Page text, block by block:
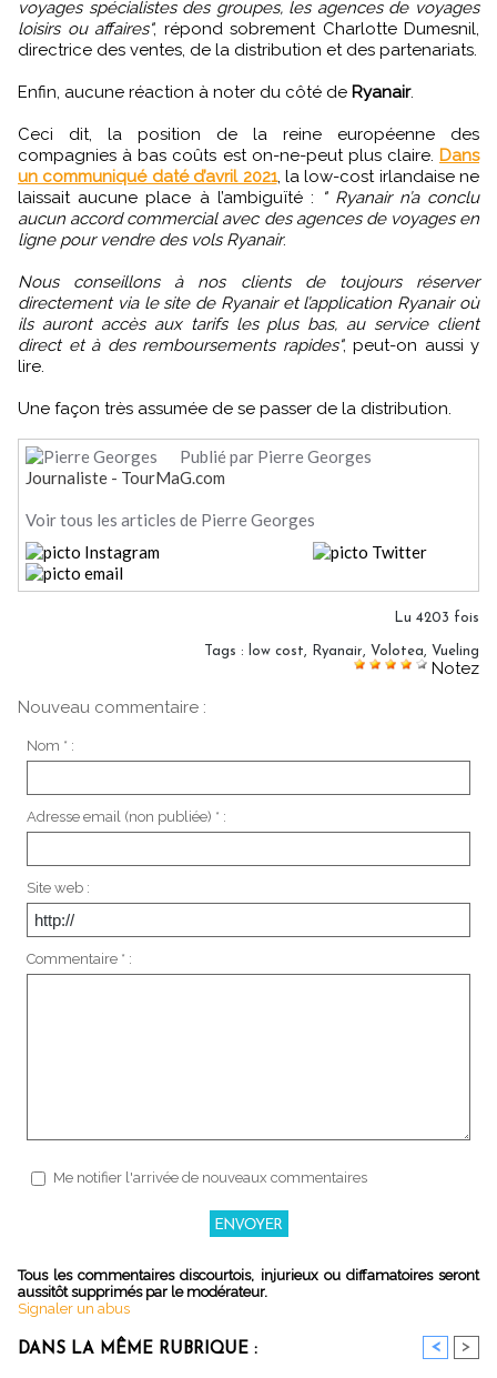
voyages spécialistes des groupes, les agences de voyages
loisirs ou affaires", répond sobrement Charlotte Dumesnil,
directrice des ventes, de la distribution et des partenariats.
Enfin, aucune réaction à noter du côté de Ryanair.
Ceci dit, la position de la reine européenne des
compagnies à bas coûts est on-ne-peut plus claire. Dans
un communiqué daté d’avril 2021, la low-cost irlandaise ne
laissait aucune place à l’ambiguïté :
" Ryanair n’a conclu
aucun accord commercial avec des agences de voyages en
ligne pour vendre des vols Ryanair.
Nous conseillons à nos clients de toujours réserver
directement via le site de Ryanair et l’application Ryanair où
ils auront accès aux tarifs les plus bas, au service client
direct et à des remboursements rapides", peut-on aussi y
lire.
Une façon très assumée de se passer de la distribution.
Publié par Pierre Georges
Journaliste - TourMaG.com
Voir tous les articles de Pierre Georges
Lu 4203 fois
Tags : low cost Ryanair Volotea Vueling
Notez
Nouveau commentaire :
Nom * :
Adresse email (non publiée) * :
Site web :
Commentaire * :
Me notifier l'arrivée de nouveaux commentaires
Tous les commentaires discourtois, injurieux ou diffamatoires seront
aussitôt supprimés par le modérateur.
Signaler un abus
DANS LA MÊME RUBRIQUE : < >